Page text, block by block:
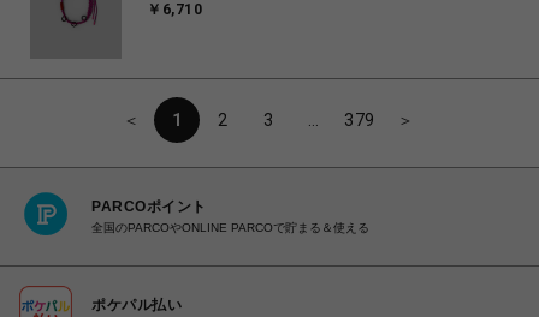
￥6,710
＜ 1 2 3 379 ＞
PARCOポイント
全国のPARCOやONLINE PARCOで貯まる＆使える
ポケパル払い